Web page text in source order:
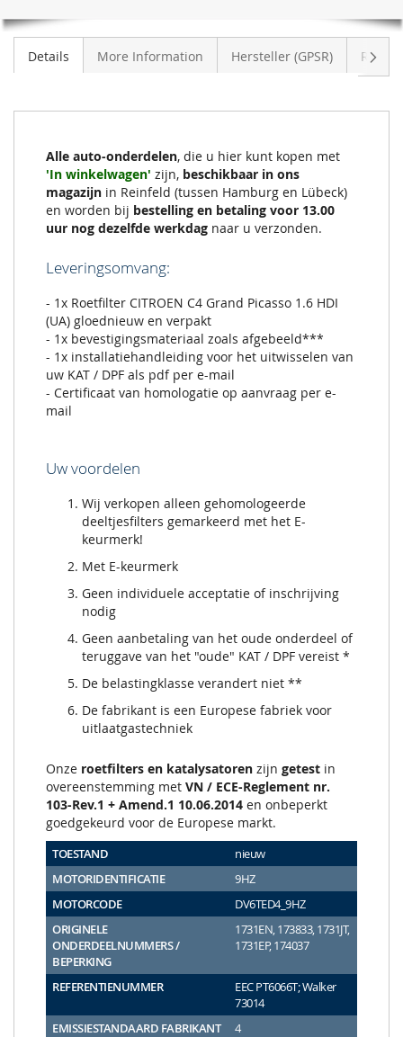
C4
Grand
Picasso
VOORRAAD
Details More Information Hersteller (GPSR)
Alle auto-onderdelen, die u hier kunt kopen met
'In winkelwagen' zijn, beschikbaar in ons
magazijn in Reinfeld (tussen Hamburg en Lübeck)
en worden bij bestelling en betaling voor 13.00
uur nog dezelfde werkdag naar u verzonden.
Leveringsomvang:
- 1x Roetfilter CITROEN C4 Grand Picasso 1.6 HDI
(UA) gloednieuw en verpakt
- 1x bevestigingsmateriaal zoals afgebeeld***
- 1x installatiehandleiding voor het uitwisselen van
uw KAT / DPF als pdf per e-mail
- Certificaat van homologatie op aanvraag per e-
mail
Uw voordelen
Wij verkopen alleen gehomologeerde
deeltjesfilters gemarkeerd met het E-
keurmerk!
Met E-keurmerk
Geen individuele acceptatie of inschrijving
nodig
Geen aanbetaling van het oude onderdeel of
teruggave van het "oude" KAT / DPF vereist *
De belastingklasse verandert niet **
De fabrikant is een Europese fabriek voor
uitlaatgastechniek
Onze roetfilters en katalysatoren zijn getest in
overeenstemming met VN / ECE-Reglement nr.
103-Rev.1 + Amend.1 10.06.2014 en onbeperkt
goedgekeurd voor de Europese markt.
TOESTAND
nieuw
MOTORIDENTIFICATIE
9HZ
MOTORCODE
DV6TED4_9HZ
ORIGINELE
ONDERDEELNUMMERS /
BEPERKING
1731EN, 173833, 1731JT,
1731EP, 174037
REFERENTIENUMMER
EEC PT6066T; Walker
73014
EMISSIESTANDAARD FABRIKANT
4